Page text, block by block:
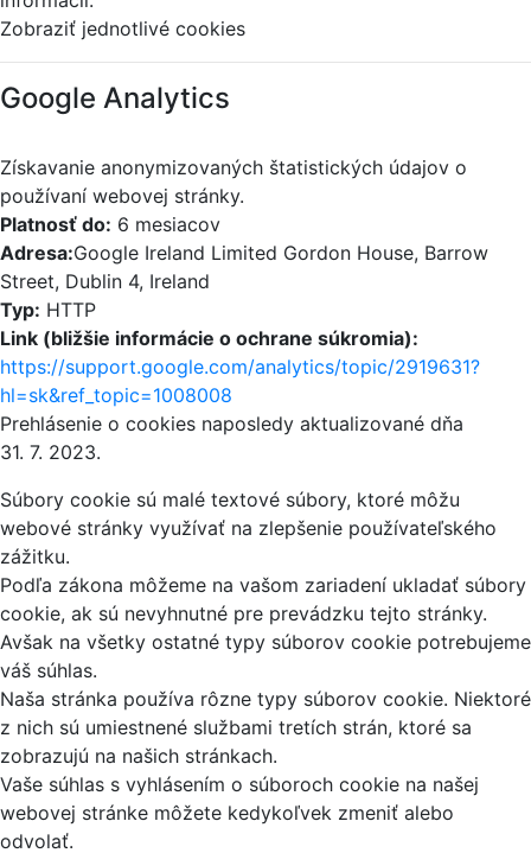
Zobraziť jednotlivé cookies
Google Analytics
Získavanie anonymizovaných štatistických údajov o
používaní webovej stránky.
Platnosť do: 6 mesiacov
Adresa:Google Ireland Limited Gordon House, Barrow
Street, Dublin 4, Ireland
Typ: HTTP
Link (bližšie informácie o ochrane súkromia):
https://support.google.com/analytics/topic/2919631?
hl=sk&ref_topic=1008008
Prehlásenie o cookies naposledy aktualizované dňa
31. 7. 2023.
Súbory cookie sú malé textové súbory, ktoré môžu
webové stránky využívať na zlepšenie používateľského
zážitku.
Podľa zákona môžeme na vašom zariadení ukladať súbory
cookie, ak sú nevyhnutné pre prevádzku tejto stránky.
Avšak na všetky ostatné typy súborov cookie potrebujeme
váš súhlas.
Naša stránka používa rôzne typy súborov cookie. Niektoré
z nich sú umiestnené službami tretích strán, ktoré sa
zobrazujú na našich stránkach.
Vaše súhlas s vyhlásením o súboroch cookie na našej
webovej stránke môžete kedykoľvek zmeniť alebo
odvolať.